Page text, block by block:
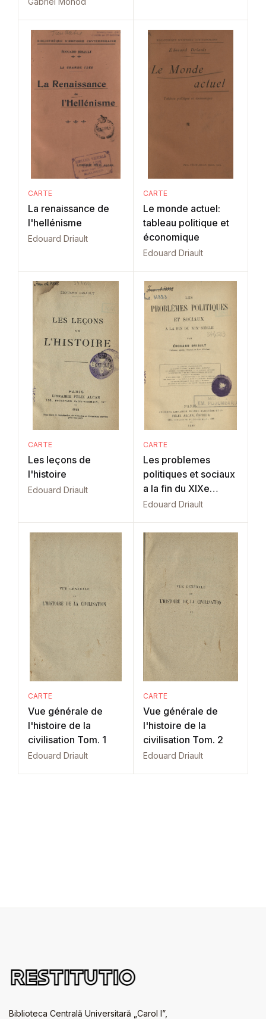
CARTE
La renaissance de
l'hellénisme
Edouard Driault
CARTE
Le monde actuel:
tableau politique et
économique
Edouard Driault
CARTE
Les leçons de
l'histoire
Edouard Driault
CARTE
Les problemes
politiques et sociaux
a la fin du XIXe
siecle
Edouard Driault
CARTE
Vue générale de
l'histoire de la
civilisation Tom. 1
Edouard Driault
CARTE
Vue générale de
l'histoire de la
civilisation Tom. 2
Edouard Driault
Biblioteca Centrală Universitară „Carol I”,